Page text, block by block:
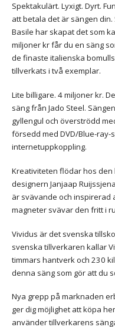
Spektakulärt. Lyxigt. Dyrt.
att betala det är sängen
Basile har skapat det som
miljoner kr får du en säng
de finaste italienska
tillverkats i två exemplar.
Lite billigare. 4 miljoner kr.
säng från Jado Steel.
gyllengul och överströdd
försedd med DVD/Blue-ray-
internetuppkoppling.
Kreativiteten flödar hos
designern Janjaap
är svävande och inspirerad
magneter svävar den fritt i
Vividus är det svenska
svenska tillverkaren kallar
timmars hantverk och 230
denna säng som gör att du
Nya grepp på marknaden
ger dig möjlighet att köpa
använder tillverkarens